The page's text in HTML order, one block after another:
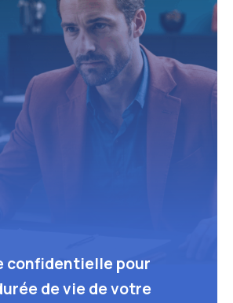
confidentielle pour
de vie de votre